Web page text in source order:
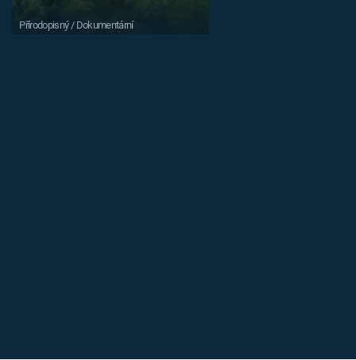
Přírodopisný / Dokumentární